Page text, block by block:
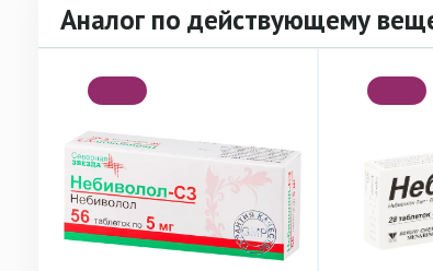
Аналог по действующему